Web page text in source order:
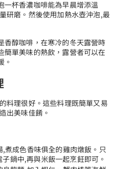
一杯香濃咖啡能為早晨增添溫
研磨。然後使用加熱水壺沖泡,最
香醇咖啡，在寒冷的冬天露營時
簡單美味的熱飲，露營者可以在
。
料理很好。這些料理既簡單又易
出美味佳餚。
煮成色香味俱全的雞肉燉飯。只
鍋中,再與米飯一起烹飪即可。